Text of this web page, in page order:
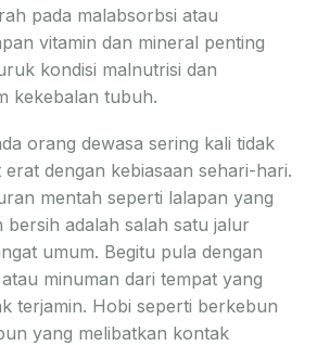
pada malabsorbsi atau
vitamin dan mineral penting
kondisi malnutrisi dan
kekebalan tubuh.
orang dewasa sering kali tidak
dengan kebiasaan sehari-hari.
mentah seperti lalapan yang
bersih adalah salah satu jalur
umum. Begitu pula dengan
minuman dari tempat yang
terjamin. Hobi seperti berkebun
yang melibatkan kontak